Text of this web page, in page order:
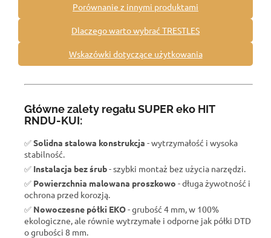
Porównanie z innymi produktami
Dlaczego warto wybrać TRESTLES
Wskazówki dotyczące użytkowania
Główne zalety regału SUPER eko HIT
RNDU-KUI:
✅Solidna stalowa konstrukcja - wytrzymałość i wysoka
stabilność.
✅ Instalacja bez śrub- szybki montaż bez użycia narzędzi.
✅ Powierzchnia malowana proszkowo - długa żywotność i
ochrona przed korozją.
✅ Nowoczesne półki EKO- grubość 4 mm, w 100%
ekologiczne, ale równie wytrzymałe i odporne jak półki DTD
o grubości 8 mm.